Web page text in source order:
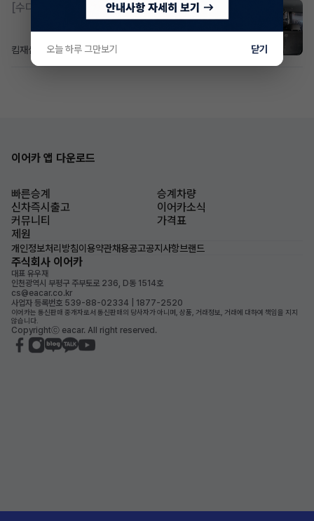
[수다방] 소렌토 2.5 T&스타리아9인승디젤 2운전자
킴재섭 2일 전조회 100댓글 3
이어카 앱 다운로드
빠른승계
승계차량
신차즉시출고
이어카소식
커뮤니티
가격표
제원
개인정보처리방침이용약관채용공고공지사항브랜드
주식회사 이어카
대표 유우재
인천광역시 부평구 주부토로 236, D동 1514호
cs@eacar.co.kr
사업자 등록번호 539-88-02334 | 1877-2520
이어카는 통신판매 중개자로서 통신판매의 당사자가 아니며, 상품, 거래정보, 거래에 대하여 책임을 지지
않습니다.
Copyrightⓒ eacar. All right reserved.
오늘 하루 그만보기 닫기